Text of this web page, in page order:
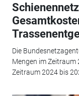
Die
Mengen im Zeitraum
Zeitraum 2024 bis